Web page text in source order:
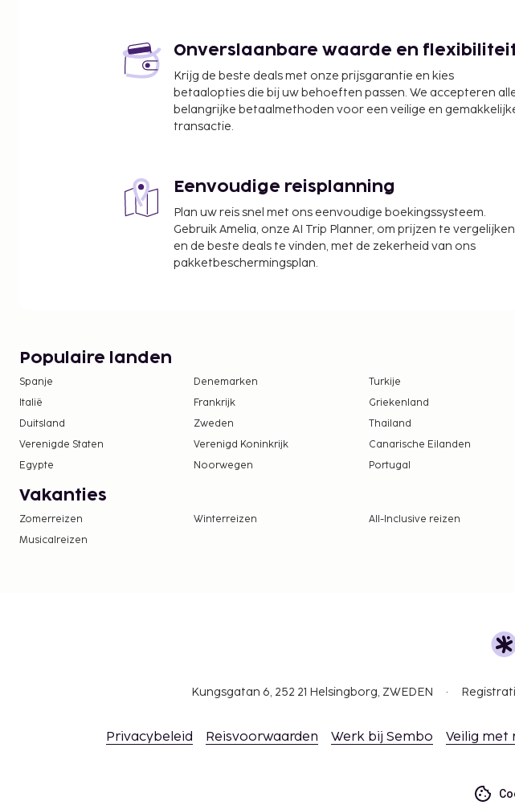
Ali Mall - 4,2 km
Oasis Manila - 4,3 km
De dichtsbijzijnde luchthaven is Manila (MNL-Ninoy Aquino Intl.) - 24,2 km
Ter plaatse heb je parkeerplaatsen. Geniet van een buitenzwembad of
profiteer van gratis wifi.
Onverslaanbare waarde en
Krijg de beste deals met onze prijsgarantie en kies
betaalopties die bij uw behoeften passen. We accepteren
belangrijke betaalmethoden voor een veilige en
transactie.
Eenvoudige reisplanning
Plan uw reis snel met ons eenvoudige boekingssysteem.
Gebruik Amelia, onze AI Trip Planner, om prijzen te vergelijken
en de beste deals te vinden, met de zekerheid van ons
pakketbeschermingsplan.
Populaire landen
Spanje Denemarken
Turkije
Italië
Frankrijk
Griekenland
Duitsland
Zweden
Thailand
Verenigde Staten
Verenigd Koninkrijk
Canarische Eilanden
Egypte
Noorwegen Portugal
Vakanties
Zomerreizen Winterreizen All-Inclusive reizen
Musicalreizen
Kungsgatan 6, 252 21 Helsingborg, ZWEDEN
Privacybeleid Reisvoorwaarden Werk bij Sembo Veilig met